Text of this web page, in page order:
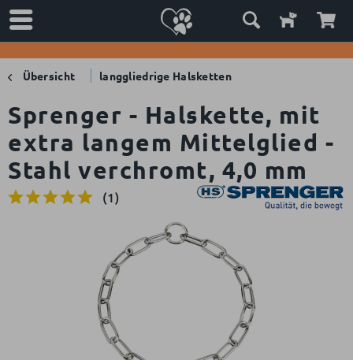
Übersicht langgliedrige Halsketten
Sprenger - Halskette, mit
extra langem Mittelglied -
Stahl verchromt, 4,0 mm
(1)